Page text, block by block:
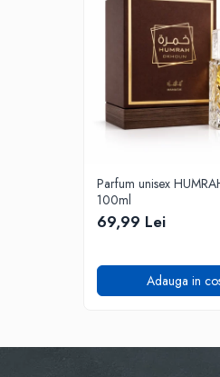
Parfum unisex HUMRAH Arabesc
100ml
69,99 Lei
Adauga in